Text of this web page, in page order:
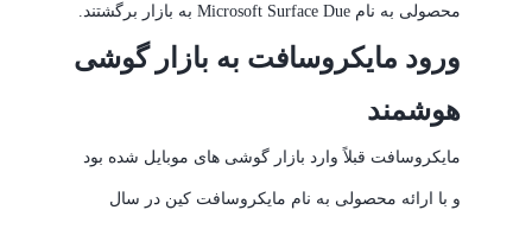
محصولی به نام Microsoft Surface Due به بازار برگشتند.
ورود مایکروسافت به بازار گوشی
هوشمند
مایکروسافت قبلاً وارد بازار گوشی های موبایل شده بود
و با ارائه محصولی به نام مایکروسافت کین در سال